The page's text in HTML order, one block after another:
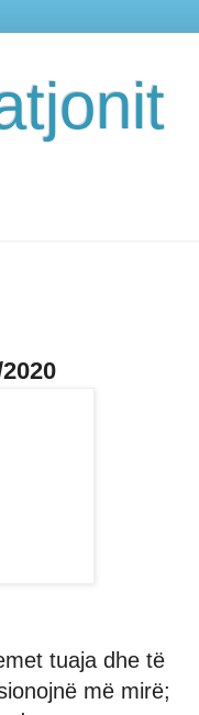
tuaja dhe të
më mirë;